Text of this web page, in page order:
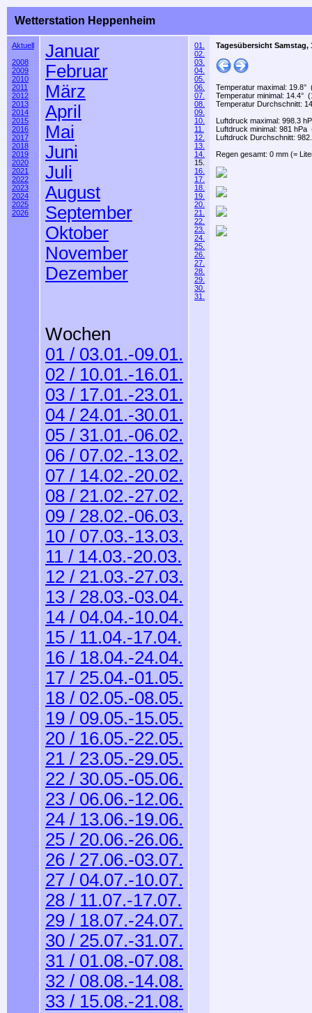
Wetterstation Heppenheim
Aktuell
2008
2009
2010
2011
2012
2013
2014
2015
2016
2017
2018
2019
2020
2021
2022
2023
2024
2025
2026
Januar
Februar
März
April
Mai
Juni
Juli
August
September
Oktober
November
Dezember
Wochen
01 / 03.01.-09.01.
02 / 10.01.-16.01.
03 / 17.01.-23.01.
04 / 24.01.-30.01.
05 / 31.01.-06.02.
06 / 07.02.-13.02.
07 / 14.02.-20.02.
08 / 21.02.-27.02.
09 / 28.02.-06.03.
10 / 07.03.-13.03.
11 / 14.03.-20.03.
12 / 21.03.-27.03.
13 / 28.03.-03.04.
14 / 04.04.-10.04.
15 / 11.04.-17.04.
16 / 18.04.-24.04.
17 / 25.04.-01.05.
18 / 02.05.-08.05.
19 / 09.05.-15.05.
20 / 16.05.-22.05.
21 / 23.05.-29.05.
22 / 30.05.-05.06.
23 / 06.06.-12.06.
24 / 13.06.-19.06.
25 / 20.06.-26.06.
26 / 27.06.-03.07.
27 / 04.07.-10.07.
28 / 11.07.-17.07.
29 / 18.07.-24.07.
30 / 25.07.-31.07.
31 / 01.08.-07.08.
32 / 08.08.-14.08.
33 / 15.08.-21.08.
01.
02.
03.
04.
05.
06.
07.
08.
09.
10.
11.
12.
13.
14.
15.
16.
17.
18.
19.
20.
21.
22.
23.
24.
25.
26.
27.
28.
29.
30.
31.
Tagesübersicht Samstag,
Temperatur maximal: 19.8°
Temperatur minimal: 14.4°
Temperatur Durchschnitt:
Luftdruck maximal: 998.3
Luftdruck minimal: 981 hPa
Luftdruck Durchschnitt:
Regen gesamt: 0 mm (=